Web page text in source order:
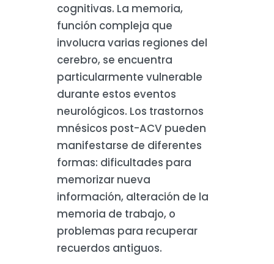
cognitivas. La memoria,
función compleja que
involucra varias regiones del
cerebro, se encuentra
particularmente vulnerable
durante estos eventos
neurológicos. Los trastornos
mnésicos post-ACV pueden
manifestarse de diferentes
formas: dificultades para
memorizar nueva
información, alteración de la
memoria de trabajo, o
problemas para recuperar
recuerdos antiguos.